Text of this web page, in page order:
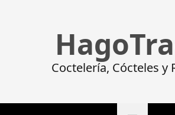
Coctelería, Cócteles y